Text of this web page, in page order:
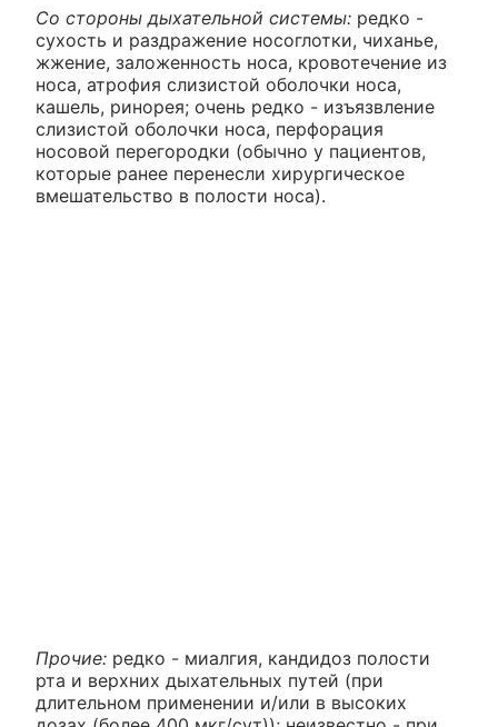
Со стороны дыхательной системы: редко -
сухость и раздражение носоглотки, чиханье,
жжение, заложенность носа, кровотечение из
носа, атрофия слизистой оболочки носа,
кашель, ринорея; очень редко - изъязвление
слизистой оболочки носа, перфорация
носовой перегородки (обычно у пациентов,
которые ранее перенесли хирургическое
вмешательство в полости носа).
Прочие: редко - миалгия, кандидоз полости
рта и верхних дыхательных путей (при
длительном применении и/или в высоких